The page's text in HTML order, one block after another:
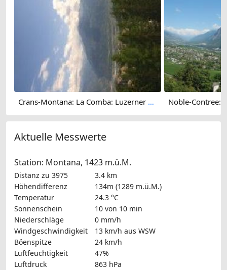
Crans-Montana: La Comba: Luzerner Höhenklinik Montana
Aktuelle Messwerte
Station: Montana, 1423 m.ü.M.
Distanz zu 3975
3.4 km
Höhendifferenz
134m (1289 m.ü.M.)
Temperatur
24.3 °C
Sonnenschein
10 von 10 min
Niederschläge
0 mm/h
Windgeschwindigkeit
13 km/h aus WSW
Böenspitze
24 km/h
Luftfeuchtigkeit
47%
Luftdruck
863 hPa